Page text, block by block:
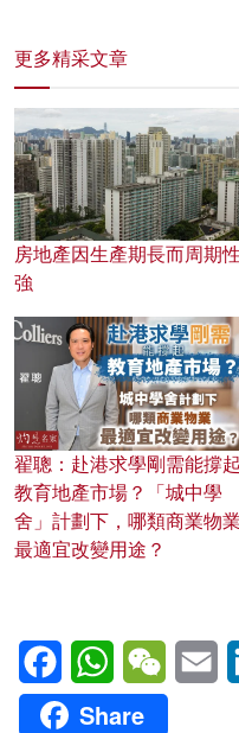
更多精采文章
房地產因生產期長而周期性
強
翟聰：赴港求學剛需能撐起
教育地產市場？「城中學
舍」計劃下，哪類商業物業
最適宜改變用途？
FacebookWhatsAppWeChat
Share